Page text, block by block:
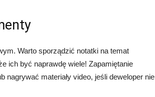
Warto sporządzić notatki na temat
ich być naprawdę wiele! Zapamiętanie
materiały video, jeśli deweloper nie